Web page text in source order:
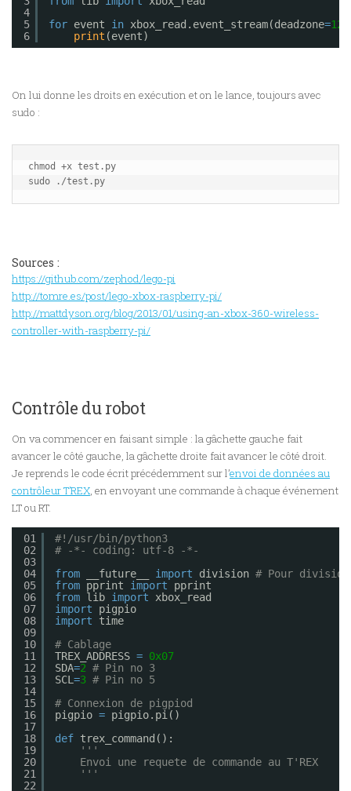
4
5
6
for event in xbox_read.event_stream(deadzone=
print (event)
On lui donne les droits en exécution et on le lance, toujours avec
sudo :
chmod +x test.py
Sources :
https://github.com/zephod/lego-pi
http://tomre.es/post/lego-xbox-raspberry-pi/
http://mattdyson.org/blog/2013/01/using-an-xbox-360-wireless-
controller-with-raspberry-pi/
Contrôle du robot
On va commencer en faisant simple : la gâchette gauche fait
avancer le côté gauche, la gâchette droite fait avancer le côté droit.
Je reprends le code écrit précédemment sur l’envoi de données au
contrôleur T’REX, en envoyant une commande à chaque événement
LT ou RT.
01
02
03
04
05
06
07
08
09
10
11
12
13
14
15
16
17
18
19
20
21
22
#!/usr/bin/python3
# -*- coding: utf-8 -*-
from
__future__ import division # Pour
from pprint import
pprint
from lib import
xbox_read
import
pigpio
import
time
# Cablage
TREX_ADDRESS = 0x07
SDA=2 # Pin no 3
SCL=3 # Pin no 5
# Connexion de pigpiod
pigpio = pigpio.pi()
def trex_command():
'''
Envoi une requete de commande au T'REX
'''